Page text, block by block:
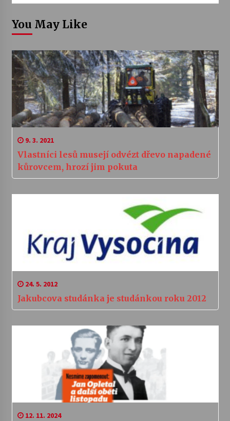
You May Like
9. 3. 2021
Vlastníci lesů musejí odvézt dřevo napadené
kůrovcem, hrozí jim pokuta
24. 5. 2012
Jakubcova studánka je studánkou roku 2012
12. 11. 2024